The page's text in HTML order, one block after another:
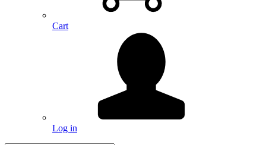
Cart
Log in